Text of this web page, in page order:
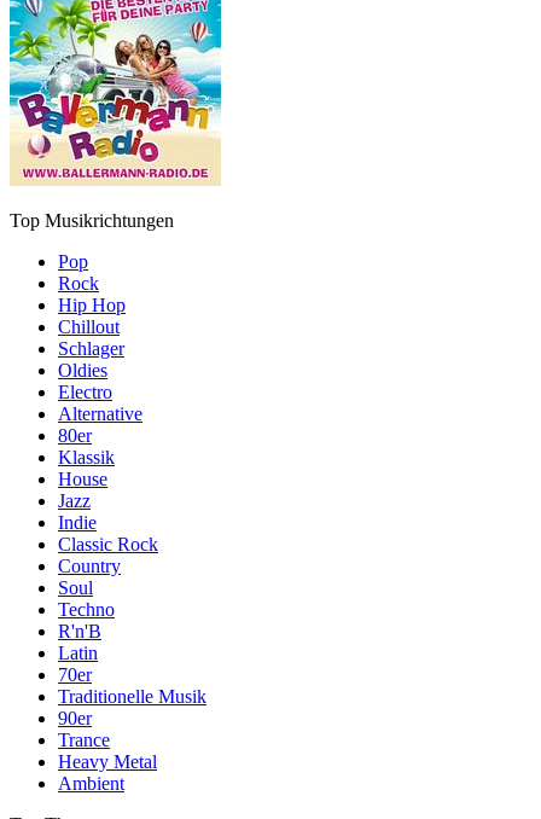
Top Musikrichtungen
Pop
Rock
Hip Hop
Chillout
Schlager
Oldies
Electro
Alternative
80er
Klassik
House
Jazz
Indie
Classic Rock
Country
Soul
Techno
R'n'B
Latin
70er
Traditionelle Musik
90er
Trance
Heavy Metal
Ambient